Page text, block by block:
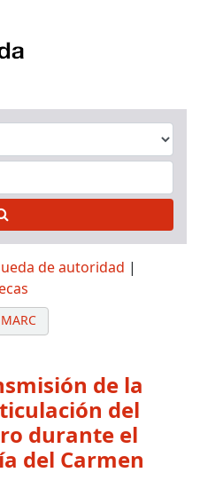
de autoridad
de la
del
durante el
del Carmen